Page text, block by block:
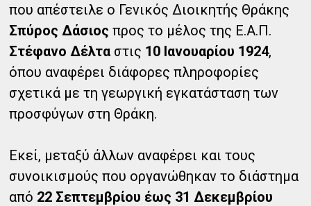
που απέστειλε ο Γενικός Διοικητής Θράκης
Σπύρος Δάσιος προς το μέλος της Ε.Α.Π.
Στέφανο Δέλτα στις 10 Ιανουαρίου 1924,
όπου αναφέρει διάφορες πληροφορίες
σχετικά με τη γεωργική εγκατάσταση των
προσφύγων στη Θράκη.
Εκεί, μεταξύ άλλων αναφέρει και τους
συνοικισμούς που οργανώθηκαν το διάστημα
από 22 Σεπτεμβρίου έως 31 Δεκεμβρίου